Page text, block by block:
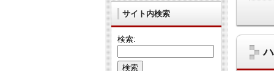
サイト内検索
検索: